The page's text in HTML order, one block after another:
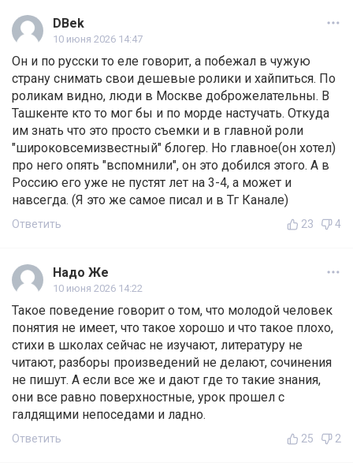
DBek
10 июня 2026 14:47
Он и по русски то еле говорит, а побежал в чужую
страну снимать свои дешевые ролики и хайпиться. По
роликам видно, люди в Москве доброжелательны. В
Ташкенте кто то мог бы и по морде настучать. Откуда
им знать что это просто съемки и в главной роли
"широковсемизвестный" блогер. Но главное(он хотел)
про него опять "вспомнили", он это добился этого. А в
Россию его уже не пустят лет на 3-4, а может и
навсегда. (Я это же самое писал и в Тг Канале)
Ответить 23 4
Надо Же
10 июня 2026 14:22
Такое поведение говорит о том, что молодой человек
понятия не имеет, что такое хорошо и что такое плохо,
стихи в школах сейчас не изучают, литературу не
читают, разборы произведений не делают, сочинения
не пишут. А если все же и дают где то такие знания,
они все равно поверхностные, урок прошел с
галдящими непоседами и ладно.
Ответить 25 2